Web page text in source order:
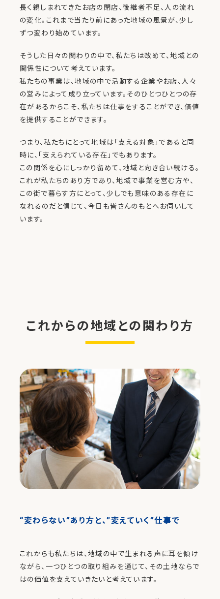
長く親しまれてきたお店の閉店、後継者不足、人の流れ
の変化。これまで当たり前にあった地域の風景が、少し
ずつ変わり始めています。
そうした日々の関わりの中で、私たちは改めて、地域との
関係性について考えています。
私たちの事業は、地域の中で活動する企業やお店、人々
の営みによって成り立っています。そのひとつひとつの存
在があるからこそ、私たちは仕事をすることができ、価値
を提供することができます。
つまり、私たちにとって地域は「支える対象」であると同
時に、「支えられている存在」でもあります。
この関係を心にしっかり留めて、地域と向き合い続ける。
これが私たちのあり方であり、地域で事業を営む方や、
この街で暮らす方にとって、少しでも意味のある存在に
なれるのだと信じて、今日も皆さんのもとへお伺いして
います。
これからの地域との関わり方
“変わらない”あり方と、”変えていく”仕事で
これからも私たちは、地域の中で生まれる声に耳を傾け
ながら、一つひとつの取り組みを通じて、その土地ならで
はの価値を支えていきたいと考えています。